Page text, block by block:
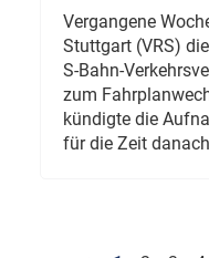
Vergangene
Stuttgart (VRS)
S-Bahn-
zum
kündigte die
für die Zeit